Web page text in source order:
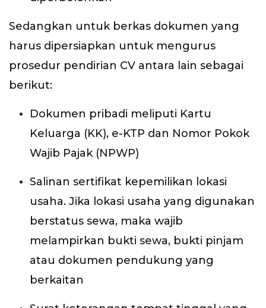
Sedangkan untuk berkas dokumen yang
harus dipersiapkan untuk mengurus
prosedur pendirian CV antara lain sebagai
berikut:
Dokumen pribadi meliputi Kartu
Keluarga (KK), e-KTP dan Nomor Pokok
Wajib Pajak (NPWP)
Salinan sertifikat kepemilikan lokasi
usaha. Jika lokasi usaha yang digunakan
berstatus sewa, maka wajib
melampirkan bukti sewa, bukti pinjam
atau dokumen pendukung yang
berkaitan